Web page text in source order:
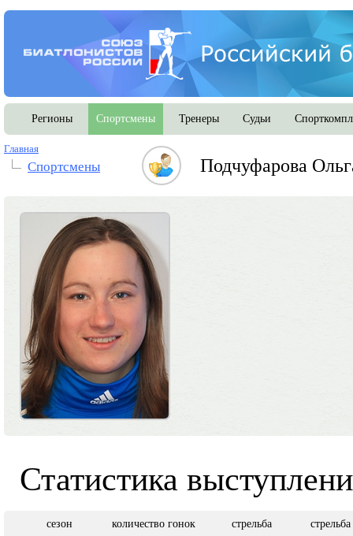
Регионы Спортсмены Тренеры Судьи
Главная
Спортсмены Подчуфарова
Статистика
сезон количество гонок стрельба